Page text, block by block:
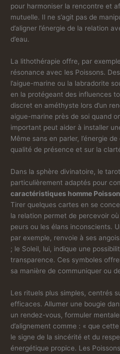
pour harmoniser la rencontre et
mutuelle. Il ne s’agit pas de
d’aligner l’énergie de la relation
d’eau.
La lithothérapie offre, par
résonance avec les Poissons.
l’aigue-marine ou la labradorite
en la protégeant des influences
discret en améthyste lors d’un
aigue-marine près de soi quand
important peut aider à installer
Même sans en parler, l’énergie
qualité de présence et sur la
Dans la sphère divinatoire, le
particulièrement adaptés pour
caractéristiques homme
Tirer quelques cartes en se
la relation permet de percevoir
peurs ou les élans inconscients.
par exemple, renvoie à ses
; le Soleil, lui, indique une
transparence. Ces symboles
sa manière de communiquer ou
Les rituels plus simples, centrés
efficaces. Allumer une bougie
un rendez-vous, formuler
d’alignement comme : « que
le signe de la sincérité et du
énergétique propice. Les